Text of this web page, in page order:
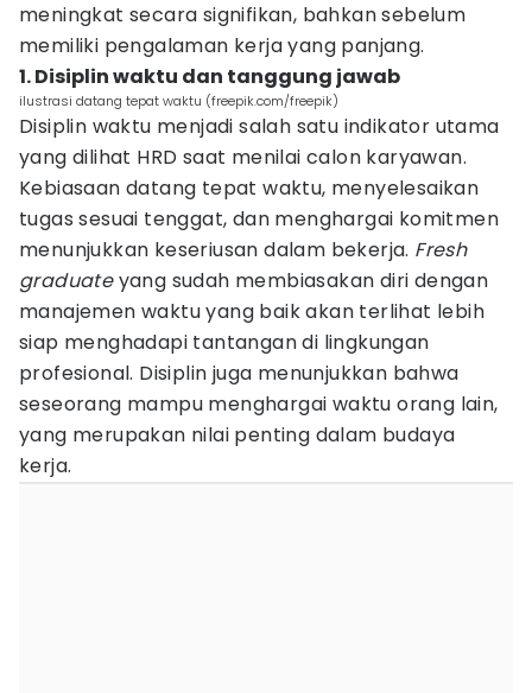
meningkat secara signifikan, bahkan sebelum
memiliki pengalaman kerja yang panjang.
1. Disiplin waktu dan tanggung jawab
ilustrasi datang tepat waktu (freepik.com/freepik)
Disiplin waktu menjadi salah satu indikator utama
yang dilihat HRD saat menilai calon karyawan.
Kebiasaan datang tepat waktu, menyelesaikan
tugas sesuai tenggat, dan menghargai komitmen
menunjukkan keseriusan dalam bekerja. Fresh
graduateyang sudah membiasakan diri dengan
manajemen waktu yang baik akan terlihat lebih
siap menghadapi tantangan di lingkungan
profesional. Disiplin juga menunjukkan bahwa
seseorang mampu menghargai waktu orang lain,
yang merupakan nilai penting dalam budaya
kerja.